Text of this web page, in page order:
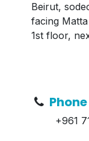
Beirut,
facing
1st floor,
Phone
+961 71